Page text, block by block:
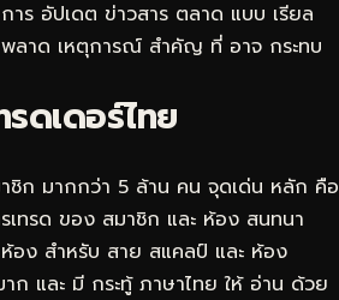
ร อัปเดต ข่าวสาร ตลาด แบบ เรียล
ลาด เหตุการณ์ สำคัญ ที่ อาจ กระทบ
ดเดอร์ไทย
ชิก มากกว่า 5 ล้าน คน จุดเด่น หลัก คือ
ทรด ของ สมาชิก และ ห้อง สนทนา
อง สำหรับ สาย สแคลป์ และ ห้อง
าก และ มี กระทู้ ภาษาไทย ให้ อ่าน ด้วย